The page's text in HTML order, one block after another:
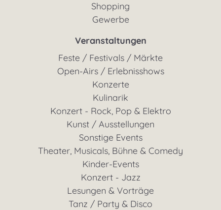
Shopping
Gewerbe
Veranstaltungen
Feste / Festivals / Märkte
Open-Airs / Erlebnisshows
Konzerte
Kulinarik
Konzert - Rock, Pop & Elektro
Kunst / Ausstellungen
Sonstige Events
Theater, Musicals, Bühne & Comedy
Kinder-Events
Konzert - Jazz
Lesungen & Vorträge
Tanz / Party & Disco